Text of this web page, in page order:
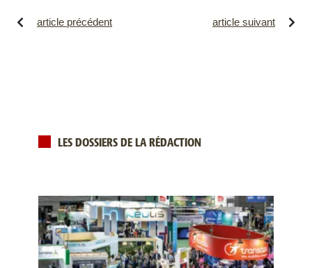
article précédent article suivant
LES DOSSIERS DE LA RÉDACTION